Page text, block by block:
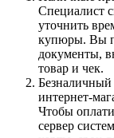
Специалист
уточнить
купюры. Вы
документы,
товар и чек.
Безналичный
интернет-
Чтобы
сервер